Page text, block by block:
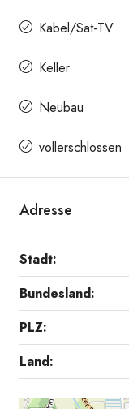
Kabel/Sat-TV
Keller
Neubau
vollerschlossen
Adresse
Stadt:
Bundesland:
PLZ:
Land: